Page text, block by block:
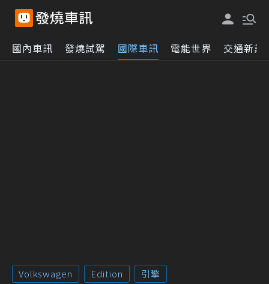
國內車訊 發燒試駕 國際車訊 電能世界 交通新訊
Volkswagen Edition 引擎